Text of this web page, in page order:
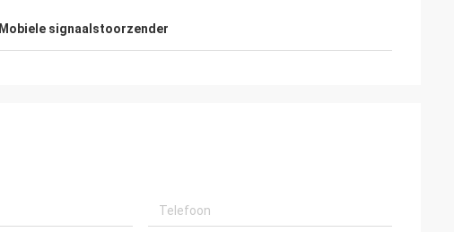
Mobiele signaalstoorzender